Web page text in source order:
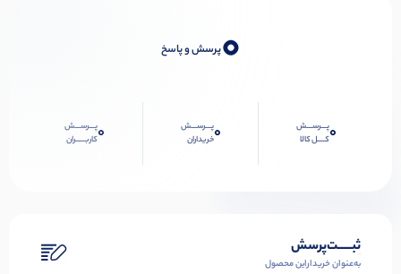
0پرسش و پاسخ
0پـــرســـش
کــــل کالا
0پـــرســـش
خریداران
0پـــرســـش
کاربـــــران
ثبـــــت‌پرسش
به‌عنوان ‌خریدار‌این‌ محصول